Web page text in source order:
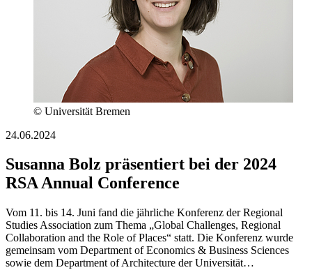
© Universität Bremen
24.06.2024
Susanna Bolz präsentiert bei der 2024
RSA Annual Conference
Vom 11. bis 14. Juni fand die jährliche Konferenz der Regional
Studies Association zum Thema „Global Challenges, Regional
Collaboration and the Role of Places“ statt. Die Konferenz wurde
gemeinsam vom Department of Economics & Business Sciences
sowie dem Department of Architecture der Universität…